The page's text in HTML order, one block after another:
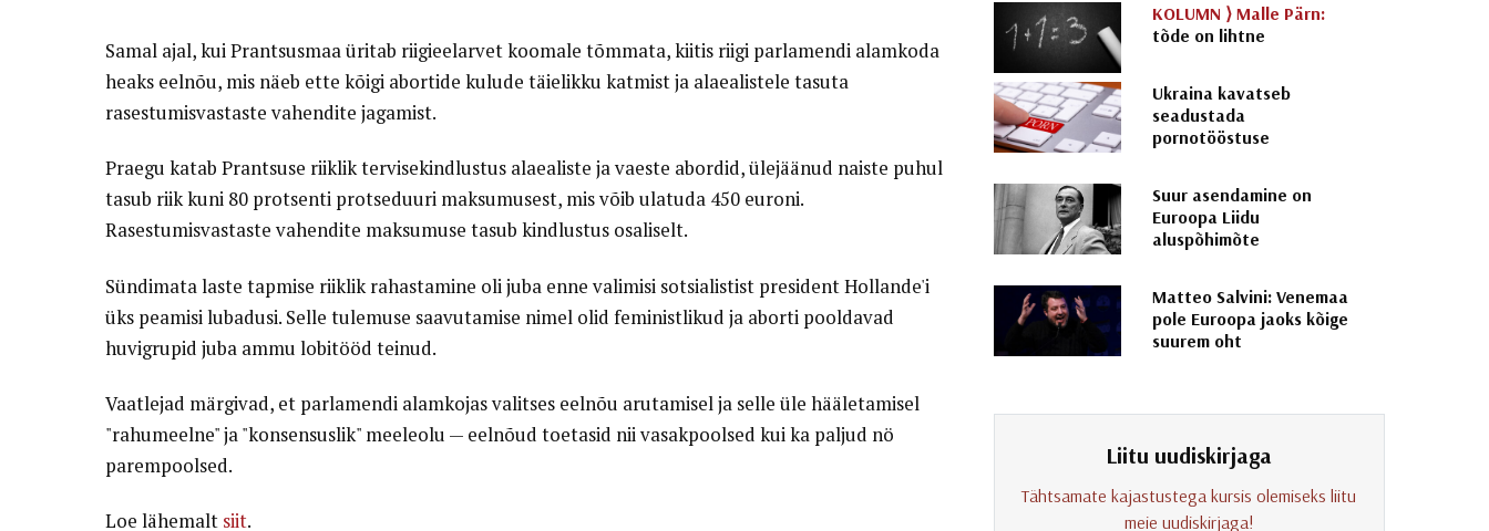
Samal ajal, kui Prantsusmaa üritab riigieelarvet koomale tõmmata, kiitis riigi parlamendi alamkoda
heaks eelnõu, mis näeb ette kõigi abortide kulude täielikku katmist ja alaealistele tasuta
rasestumisvastaste vahendite jagamist.
Praegu katab Prantsuse riiklik tervisekindlustus alaealiste ja vaeste abordid, ülejäänud naiste puhul
tasub riik kuni 80 protsenti protseduuri maksumusest, mis võib ulatuda 450 euroni.
Rasestumisvastaste vahendite maksumuse tasub kindlustus osaliselt.
Sündimata laste tapmise riiklik rahastamine oli juba enne valimisi sotsialistist president Hollande'i
üks peamisi lubadusi. Selle tulemuse saavutamise nimel olid feministlikud ja aborti pooldavad
huvigrupid juba ammu lobitööd teinud.
Vaatlejad märgivad, et parlamendi alamkojas valitses eelnõu arutamisel ja selle üle hääletamisel
"rahumeelne" ja "konsensuslik" meeleolu — eelnõud toetasid nii vasakpoolsed kui ka paljud nö
parempoolsed.
Loe lähemalt siit.
KOLUMN ⟩ Malle Pärn:
tõde on lihtne
Ukraina kavatseb
seadustada
pornotööstuse
Suur asendamine on
Euroopa Liidu
aluspõhimõte
Matteo Salvini: Venemaa
pole Euroopa jaoks kõige
suurem oht
Liitu uudiskirjaga
Tähtsamate kajastustega kursis olemiseks liitu
meie uudiskirjaga!